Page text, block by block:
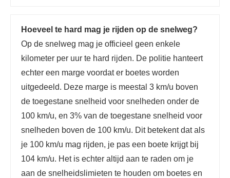
Hoeveel te hard mag je rijden op de snelweg?
Op de snelweg mag je officieel geen enkele
kilometer per uur te hard rijden. De politie hanteert
echter een marge voordat er boetes worden
uitgedeeld. Deze marge is meestal 3 km/u boven
de toegestane snelheid voor snelheden onder de
100 km/u, en 3% van de toegestane snelheid voor
snelheden boven de 100 km/u. Dit betekent dat als
je 100 km/u mag rijden, je pas een boete krijgt bij
104 km/u. Het is echter altijd aan te raden om je
aan de snelheidslimieten te houden om boetes en